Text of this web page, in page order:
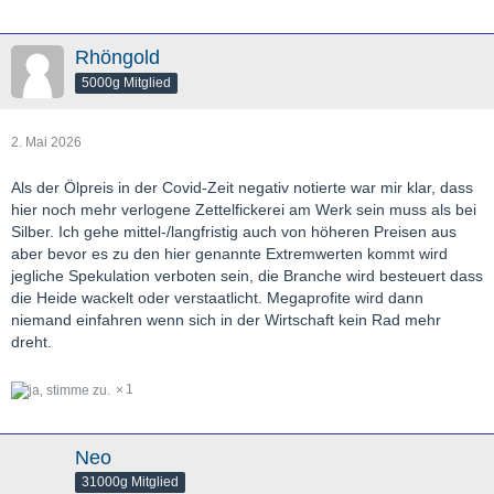
Rhöngold
5000g Mitglied
2. Mai 2026
Als der Ölpreis in der Covid-Zeit negativ notierte war mir klar, dass
hier noch mehr verlogene Zettelfickerei am Werk sein muss als bei
Silber. Ich gehe mittel-/langfristig auch von höheren Preisen aus
aber bevor es zu den hier genannte Extremwerten kommt wird
jegliche Spekulation verboten sein, die Branche wird besteuert dass
die Heide wackelt oder verstaatlicht. Megaprofite wird dann
niemand einfahren wenn sich in der Wirtschaft kein Rad mehr
dreht.
1
Neo
31000g Mitglied